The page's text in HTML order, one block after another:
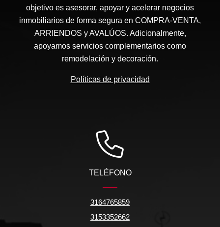
objetivo es asesorar, apoyar y acelerar negocios
inmobiliarios de forma segura en COMPRA-VENTA,
ARRIENDOS y AVALÚOS. Adicionalmente,
apoyamos servicios complementarios como
remodelación y decoración.
Políticas de privacidad
TELÉFONO
3164765859
3153352662